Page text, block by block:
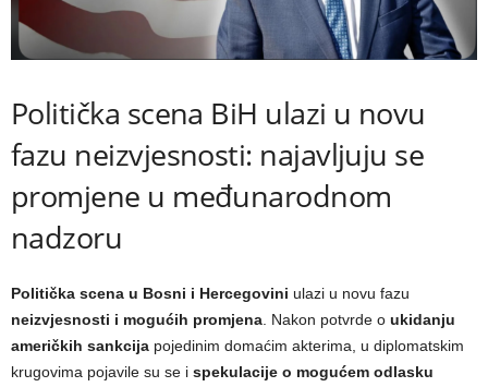
Politička scena BiH ulazi u novu
fazu neizvjesnosti: najavljuju se
promjene u međunarodnom
nadzoru
Politička scena u Bosni i Hercegovini ulazi u novu fazu
neizvjesnosti i mogućih promjena . Nakon potvrde o ukidanju
američkih sankcija pojedinim domaćim akterima, u diplomatskim
krugovima pojavile su se i spekulacije o mogućem odlasku